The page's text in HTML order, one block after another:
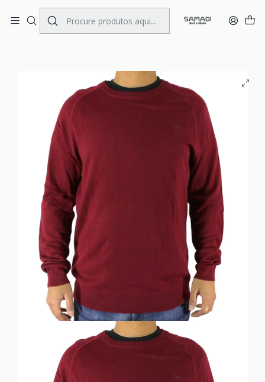
Portes Gratis Portugal e Espanha
MENS CLOTHING Pullover Pullover DC Clinometer